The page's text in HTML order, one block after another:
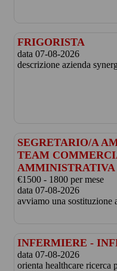
FRIGORISTA
data 07-08-2026
descrizione azienda
SEGRETARIO/A
TEAM
AMMINISTRATIVA
€1500 - 1800 per mese
data 07-08-2026
avviamo una sostituzione
INFERMIERE -
data 07-08-2026
orienta healthcare ricerca